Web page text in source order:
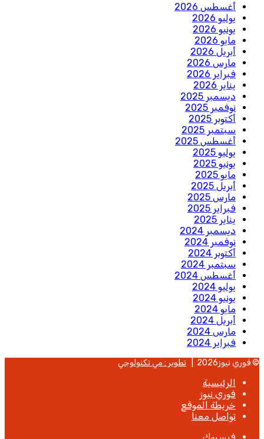
أغسطس 2026
يوليو 2026
يونيو 2026
مايو 2026
أبريل 2026
مارس 2026
فبراير 2026
يناير 2026
ديسمبر 2025
نوفمبر 2025
أكتوبر 2025
سبتمبر 2025
أغسطس 2025
يوليو 2025
يونيو 2025
مايو 2025
أبريل 2025
مارس 2025
فبراير 2025
يناير 2025
ديسمبر 2024
نوفمبر 2024
أكتوبر 2024
سبتمبر 2024
أغسطس 2024
يوليو 2024
يونيو 2024
مايو 2024
أبريل 2024
مارس 2024
فبراير 2024
© فوري نيوز2026 | تطوير : مي تكنولوجي
الرئيسية
فوري نيوز
خريطة الموقع
تواصل معنا